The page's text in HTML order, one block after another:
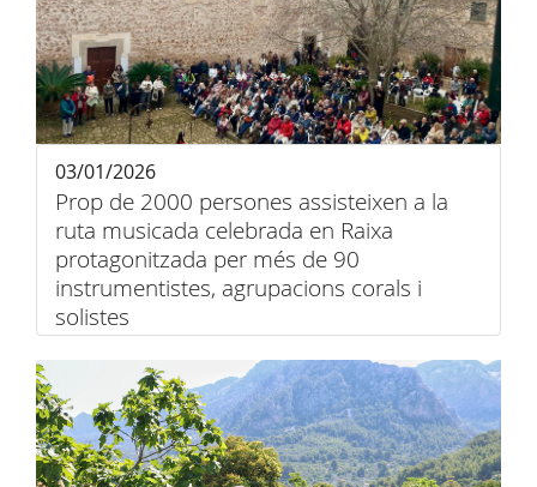
Prop de 2000 persones assisteixen a la
ruta musicada celebrada en Raixa
protagonitzada per més de 90
instrumentistes, agrupacions corals i
solistes
03/01/2026